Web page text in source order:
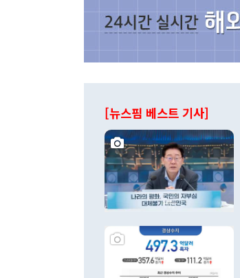
[뉴스핌 베스트 기사]